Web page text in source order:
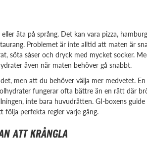
äta på språng. Det kan vara pizza,
Problemet är inte alltid att maten är
söta såser och dryck med mycket socker.
även när maten behöver gå snabbt.
men att du behöver välja mer medvetet.
fungerar ofta bättre än en rätt där
inte bara huvudrätten. GI-boxens
perfekta regler varje gång.
ATT KRÅNGLA